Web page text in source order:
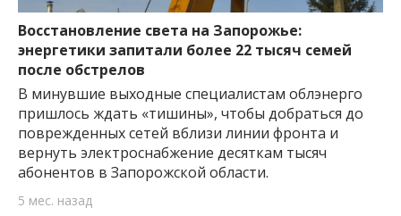
важную информацию о событиях
города Запорожья и области.
Восстановление света на Запорожье:
энергетики запитали более 22 тысяч семей
после обстрелов
В минувшие выходные специалистам облэнерго
пришлось ждать «тишины», чтобы добраться до
поврежденных сетей вблизи линии фронта и
вернуть электроснабжение десяткам тысяч
абонентов в Запорожской области.
5 мес. назад